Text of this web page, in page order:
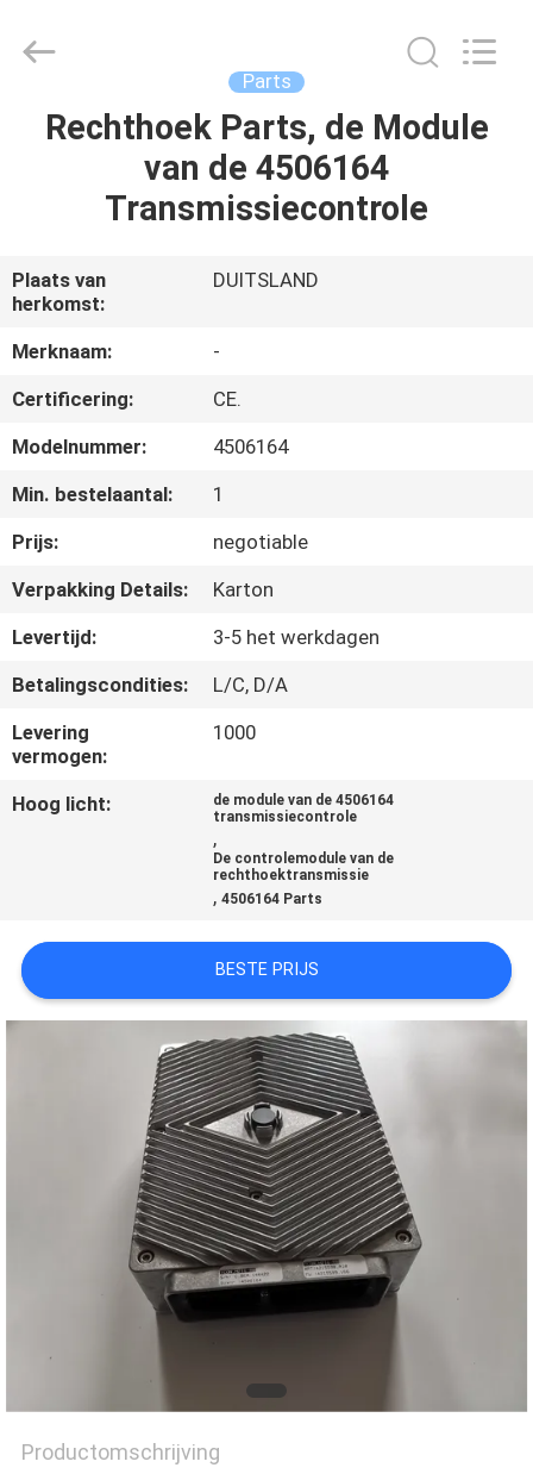
HUIS
PRODUCTEN
ONGEVEER
ONS
FABRIEKSREIS
CONTACTEER
ONS
OM
EEN
PRIVACY
POLICY
Rights
Parts
Rechthoek Parts, de Module
van de 4506164
Transmissiecontrole
Plaats van
herkomst:
DUITSLAND
Merknaam:
-
Certificering:
CE.
Modelnummer:
4506164
Min. bestelaantal:
1
Prijs:
negotiable
Verpakking Details:
Karton
Levertijd:
3-5 het werkdagen
Betalingscondities:
L/C, D/A
Levering
vermogen:
1000
Hoog licht:
de module van de 4506164
transmissiecontrole
,
De controlemodule van de
rechthoektransmissie
,4506164 Parts
BESTE PRIJS
Productomschrijving